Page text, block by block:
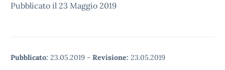
Pubblicato il 23 Maggio 2019
Pubblicato: 23.05.2019 - Revisione: 23.05.2019